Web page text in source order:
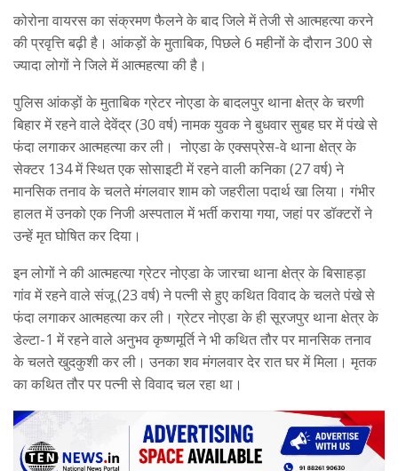
कोरोना वायरस का संक्रमण फैलने के बाद जिले में तेजी से आत्महत्या करने
की प्रवृत्ति बढ़ी है। आंकड़ों के मुताबिक, पिछले 6 महीनों के दौरान 300 से
ज्यादा लोगों ने जिले में आत्महत्या की है।
पुलिस आंकड़ों के मुताबिक ग्रेटर नोएडा के बादलपुर थाना क्षेत्र के चरणी
बिहार में रहने वाले देवेंद्र (30 वर्ष) नामक युवक ने बुधवार सुबह घर में पंखे से
फंदा लगाकर आत्महत्या कर ली। नोएडा के एक्सप्रेस-वे थाना क्षेत्र के
सेक्टर 134 में स्थित एक सोसाइटी में रहने वाली कनिका (27 वर्ष) ने
मानसिक तनाव के चलते मंगलवार शाम को जहरीला पदार्थ खा लिया। गंभीर
हालत में उनको एक निजी अस्पताल में भर्ती कराया गया, जहां पर डॉक्टरों ने
उन्हें मृत घोषित कर दिया।
इन लोगों ने की आत्महत्या ग्रेटर नोएडा के जारचा थाना क्षेत्र के बिसाहड़ा
गांव में रहने वाले संजू (23 वर्ष) ने पत्नी से हुए कथित विवाद के चलते पंखे से
फंदा लगाकर आत्महत्या कर ली। ग्रेटर नोएडा के ही सूरजपुर थाना क्षेत्र के
डेल्टा-1 में रहने वाले अनुभव कृष्णमूर्ति ने भी कथित तौर पर मानसिक तनाव
के चलते खुदकुशी कर ली। उनका शव मंगलवार देर रात घर में मिला। मृतक
का कथित तौर पर पत्नी से विवाद चल रहा था।